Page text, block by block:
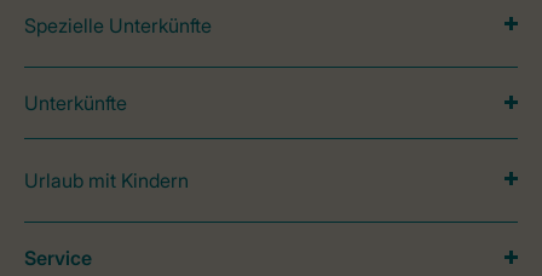
Spezielle Unterkünfte
Unterkünfte
Urlaub mit Kindern
Service